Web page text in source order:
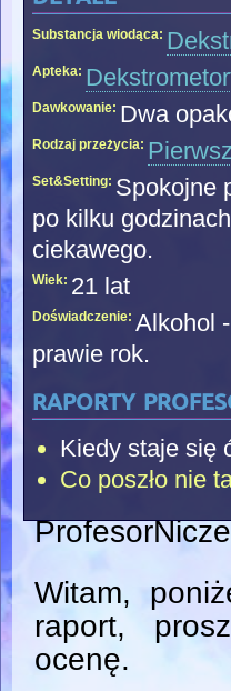
Substancja wiodąca:
Apteka:
Dawkowanie: Dwa
Rodzaj przeżycia:
Set&Setting: Spokojne
po kilku
ciekawego.
Wiek: 21 lat
Doświadczenie: Alkohol
prawie rok.
raporty
Kiedy staje się
Co poszło nie
Witam,
raport,
ocenę.